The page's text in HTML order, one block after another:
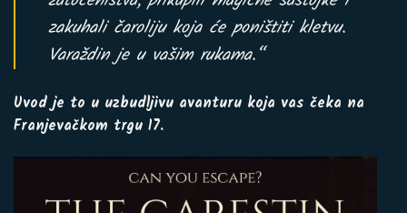
zakuhali čaroliju koja će poništiti kletvu.
Varaždin je u vašim rukama.“
Uvod je to u uzbudljivu avanturu koja vas čeka na
Franjevačkom trgu 17.